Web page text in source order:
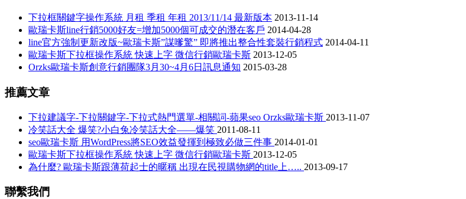
下拉框關鍵字操作系統 月租 季租 年租 2013/11/14 最新版本 2013-11-14
歐瑞卡斯line行銷5000好友=增加5000個可成交的潛在客戶 2014-04-28
line官方強制更新改版~歐瑞卡斯”謀嗲驚” 即將推出整合性套裝行銷程式 2014-04-11
歐瑞卡斯下拉框操作系統 快速上字 微信行銷歐瑞卡斯 2013-12-05
Orzks歐瑞卡斯創意行銷團隊3月30~4月6日訊息通知 2015-03-28
推薦文章
下拉建議字-下拉關鍵字-下拉式熱門選單-相關詞-蘋果seo Orzks歐瑞卡斯 2013-11-07
冷笑話大全 爆笑?小白兔冷笑話大全——爆笑 2011-08-11
seo歐瑞卡斯 用WordPress將SEO效益發揮到極致必做三件事 2014-01-01
歐瑞卡斯下拉框操作系統 快速上字 微信行銷歐瑞卡斯 2013-12-05
為什麼? 歐瑞卡斯跟薄荷起士的暱稱 出現在民視購物網的title上….. 2013-09-17
聯繫我們